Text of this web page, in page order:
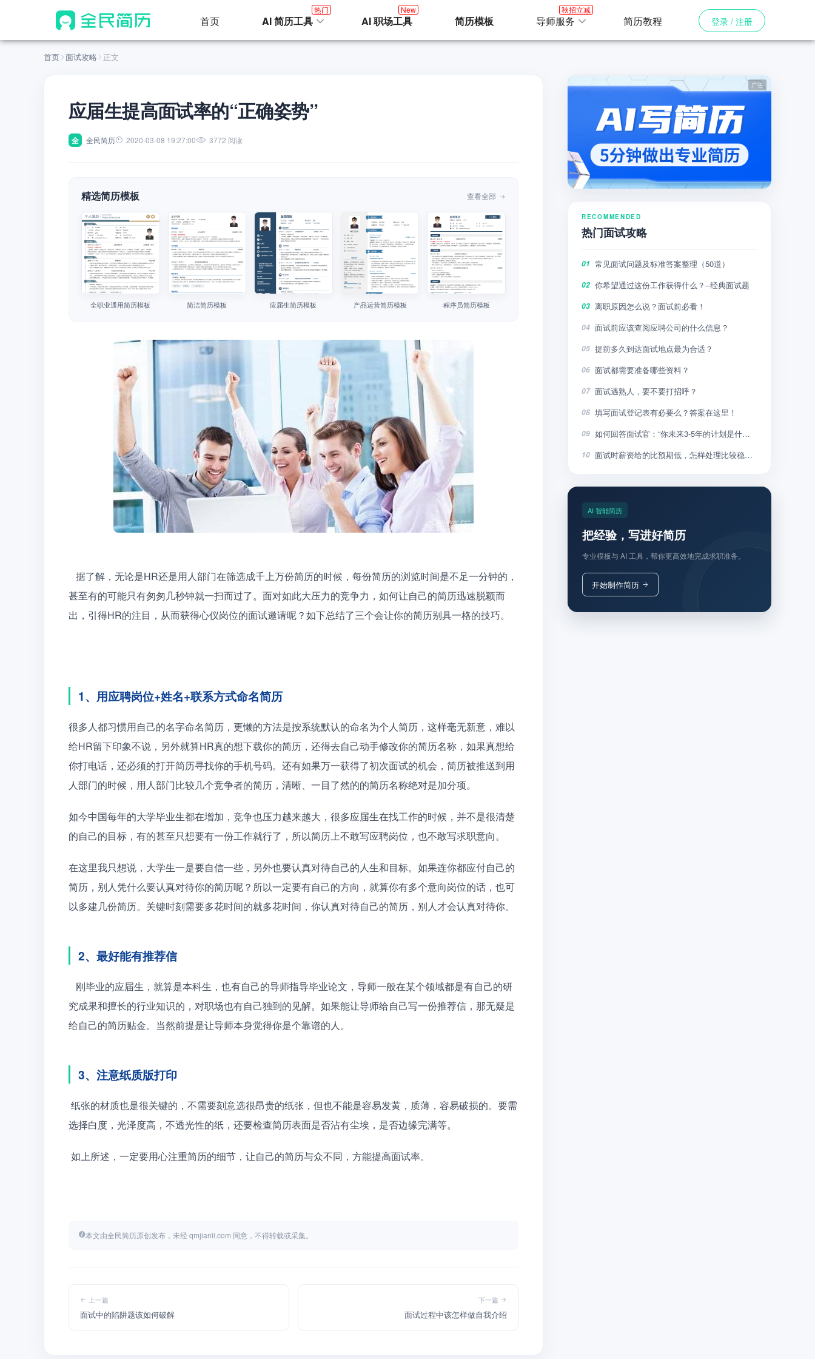
首页 AI 简历工具
热门
AI 职场工具
New
简历模板 导师服务
秋招立减
简历教程 登录 / 注册
首页 面试攻略 正文
应届生提高面试率的“正确姿势”
全 全民简历 2020-03-08 19:27:00 3772 阅读
精选简历模板 查看全部
全职业通用简历模板 简洁简历模板 应届生简历模板 产品运营简历模板 程序员简历模板
甚至有的可能只有匆匆几秒钟就一扫而过了。面对如此大压力的竞争力，如何让自己的简历迅速脱颖而
出，引得HR的注目，从而获得心仪岗位的面试邀请呢？如下总结了三个会让你的简历别具一格的技巧。
1、用应聘岗位+姓名+联系方式命名简历
很多人都习惯用自己的名字命名简历，更懒的方法是按系统默认的命名为个人简历，这样毫无新意，难以
给HR留下印象不说，另外就算HR真的想下载你的简历，还得去自己动手修改你的简历名称，如果真想给
你打电话，还必须的打开简历寻找你的手机号码。还有如果万一获得了初次面试的机会，简历被推送到用
人部门的时候，用人部门比较几个竞争者的简历，清晰、一目了然的的简历名称绝对是加分项。
如今中国每年的大学毕业生都在增加，竞争也压力越来越大，很多应届生在找工作的时候，并不是很清楚
的自己的目标，有的甚至只想要有一份工作就行了，所以简历上不敢写应聘岗位，也不敢写求职意向。
在这里我只想说，大学生一是要自信一些，另外也要认真对待自己的人生和目标。如果连你都应付自己的
简历，别人凭什么要认真对待你的简历呢？所以一定要有自己的方向，就算你有多个意向岗位的话，也可
以多建几份简历。关键时刻需要多花时间的就多花时间，你认真对待自己的简历，别人才会认真对待你。
2、最好能有推荐信
究成果和擅长的行业知识的，对职场也有自己独到的见解。如果能让导师给自己写一份推荐信，那无疑是
给自己的简历贴金。当然前提是让导师本身觉得你是个靠谱的人。
3、注意纸质版打印
选择白度，光泽度高，不透光性的纸，还要检查简历表面是否沾有尘埃，是否边缘完满等。
如上所述，一定要用心注重简历的细节，让自己的简历与众不同，方能提高面试率。
本文由全民简历原创发布，未经 qmjianli.com 同意，不得转载或采集。
上一篇
面试中的陷阱题该如何破解
下一篇
面试过程中该怎样做自我介绍
RECOMMENDED
热门面试攻略
01 常见面试问题及标准答案整理（50道）
02 你希望通过这份工作获得什么？--经典面试题
03 离职原因怎么说？面试前必看！
04 面试前应该查阅应聘公司的什么信息？
05 提前多久到达面试地点最为合适？
06 面试都需要准备哪些资料？
07 面试遇熟人，要不要打招呼？
08 填写面试登记表有必要么？答案在这里！
09 如何回答面试官：“你未来3-5年的计划是什么”？
10 面试时薪资给的比预期低，怎样处理比较稳妥？
AI 智能简历
把经验，写进好简历
专业模板与 AI 工具，帮你更高效地完成求职准备。
开始制作简历